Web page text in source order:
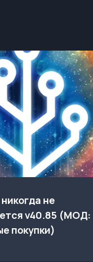
не
v40.85 (МОД:
покупки)